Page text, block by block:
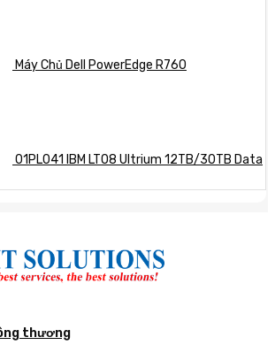
Máy Chủ Dell PowerEdge R760
01PL041 IBM LTO8 Ultrium 12TB/30TB Data
thương